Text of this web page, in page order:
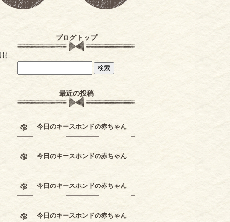
ブログトップ
最近の投稿
今日のキースホンドの赤ちゃん
今日のキースホンドの赤ちゃん
今日のキースホンドの赤ちゃん
今日のキースホンドの赤ちゃん